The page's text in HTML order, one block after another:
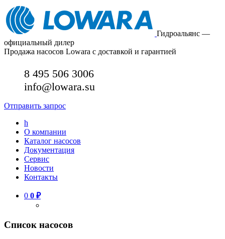
Гидроальянс —
официальный дилер
Продажа насосов Lowara с доставкой и гарантией
8 495 506 3006
info@lowara.su
Отправить запрос
h
О компании
Каталог насосов
Документация
Сервис
Новости
Контакты
0 0 ₽
Список насосов